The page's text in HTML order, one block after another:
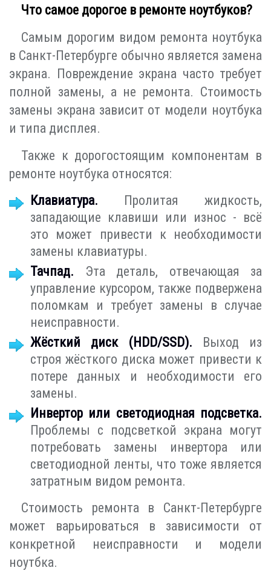
Что самое дорогое в ремонте ноутбуков?
Самым дорогим видом ремонта ноутбука
в Санкт-Петербурге обычно является замена
экрана. Повреждение экрана часто требует
полной замены, а не ремонта. Стоимость
замены экрана зависит от модели ноутбука
и типа дисплея.
Также к дорогостоящим компонентам в
ремонте ноутбука относятся:
Клавиатура. Пролитая жидкость,
западающие клавиши или износ - всё
это может привести к необходимости
замены клавиатуры.
Тачпад. Эта деталь, отвечающая за
управление курсором, также подвержена
поломкам и требует замены в случае
неисправности.
Жёсткий диск (HDD/SSD). Выход из
строя жёсткого диска может привести к
потере данных и необходимости его
замены.
Инвертор или светодиодная подсветка.
Проблемы с подсветкой экрана могут
потребовать замены инвертора или
светодиодной ленты, что тоже является
затратным видом ремонта.
Стоимость ремонта в Санкт-Петербурге
может варьироваться в зависимости от
конкретной неисправности и модели
ноутбка.